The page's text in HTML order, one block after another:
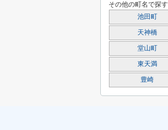
その他の町名で探す
池田町
天神橋
堂山町
東天満
豊崎